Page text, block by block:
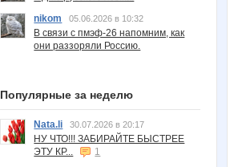
nikom
05.06.2026 в 10:32
В связи с пмэф-26 напомним, как
они раззоряли Россию.
Популярные за неделю
Nata.li 30.07.2026 в 20:17
НУ ЧТО!!! ЗАБИРАЙТЕ БЫСТРЕЕ
ЭТУ КР...
1